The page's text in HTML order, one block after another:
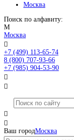
Москва
Поиск по алфавиту:
М
Москва

+7 (499) 113-65-74
8 (800) 707-93-66
+7 (985) 904-53-90




Ваш городМосква